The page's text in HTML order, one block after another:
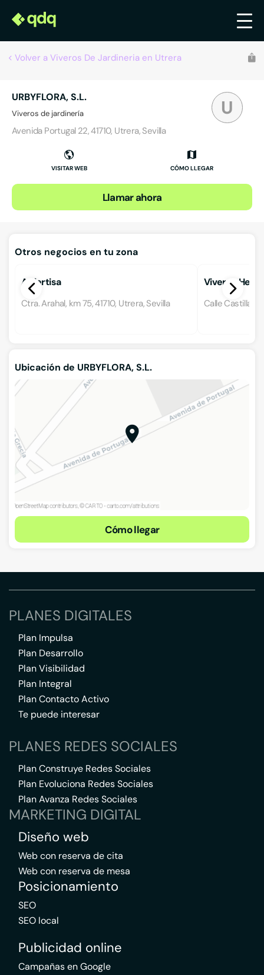
Volver a Viveros De Jardineria en Utrera
U
URBYFLORA, S.L.
Viveros de jardinería
Avenida Portugal 22, 41710, Utrera, Sevilla
VISITAR WEB CÓMO LLEGAR
Llamar ahora
Otros negocios en tu zona
Anfertisa
Ctra. Arahal, km 75, 41710, Utrera, Sevilla
Viveros
Calle Castilla 5,
Ubicación de URBYFLORA, S.L.
Cómo llegar
PLANES DIGITALES
Plan Impulsa
Plan Desarrollo
Plan Visibilidad
Plan Integral
Plan Contacto Activo
Te puede interesar
PLANES REDES SOCIALES
Plan Construye Redes Sociales
Plan Evoluciona Redes Sociales
Plan Avanza Redes Sociales
MARKETING DIGITAL
Diseño web
Web con reserva de cita
Web con reserva de mesa
Posicionamiento
SEO
SEO local
Publicidad online
Campañas en Google